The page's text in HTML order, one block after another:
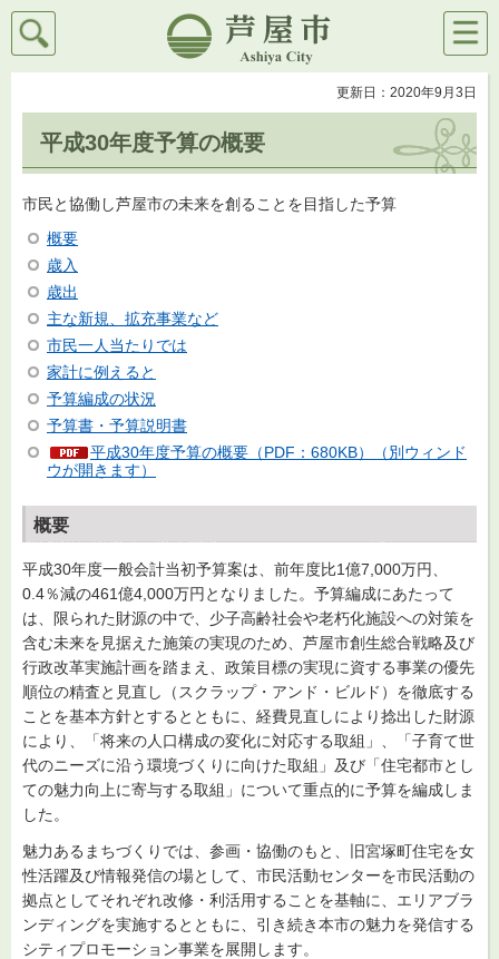
芦屋市
検索
メニ
ュー
更新日：2020年9月3日
平成30年度予算の概要
市民と協働し芦屋市の未来を創ることを目指した予算
概要
歳入
歳出
主な新規、拡充事業など
市民一人当たりでは
家計に例えると
予算編成の状況
予算書・予算説明書
平成30年度予算の概要（PDF：680KB）（別ウィンド
ウが開きます）
概要
平成30年度一般会計当初予算案は、前年度比1億7,000万円、
0.4％減の461億4,000万円となりました。予算編成にあたって
は、限られた財源の中で、少子高齢社会や老朽化施設への対策を
含む未来を見据えた施策の実現のため、芦屋市創生総合戦略及び
行政改革実施計画を踏まえ、政策目標の実現に資する事業の優先
順位の精査と見直し（スクラップ・アンド・ビルド）を徹底する
ことを基本方針とするとともに、経費見直しにより捻出した財源
により、「将来の人口構成の変化に対応する取組」、「子育て世
代のニーズに沿う環境づくりに向けた取組」及び「住宅都市とし
ての魅力向上に寄与する取組」について重点的に予算を編成しま
した。
魅力あるまちづくりでは、参画・協働のもと、旧宮塚町住宅を女
性活躍及び情報発信の場として、市民活動センターを市民活動の
拠点としてそれぞれ改修・利活用することを基軸に、エリアブラ
ンディングを実施するとともに、引き続き本市の魅力を発信する
シティプロモーション事業を展開します。